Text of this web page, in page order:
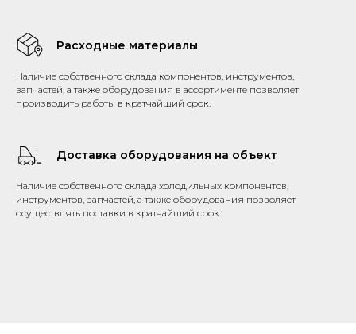
Расходные материалы
Наличие собственного склада компонентов, инструментов,
запчастей, а также оборудования в ассортименте позволяет
производить работы в кратчайший срок.
Доставка оборудования на объект
Наличие собственного склада холодильных компонентов,
инструментов, запчастей, а также оборудования позволяет
осуществлять поставки в кратчайший срок